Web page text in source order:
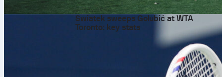
৬ আগ, ২০২৬
Swiatek sweeps Golubić at WTA
Toronto: key stats